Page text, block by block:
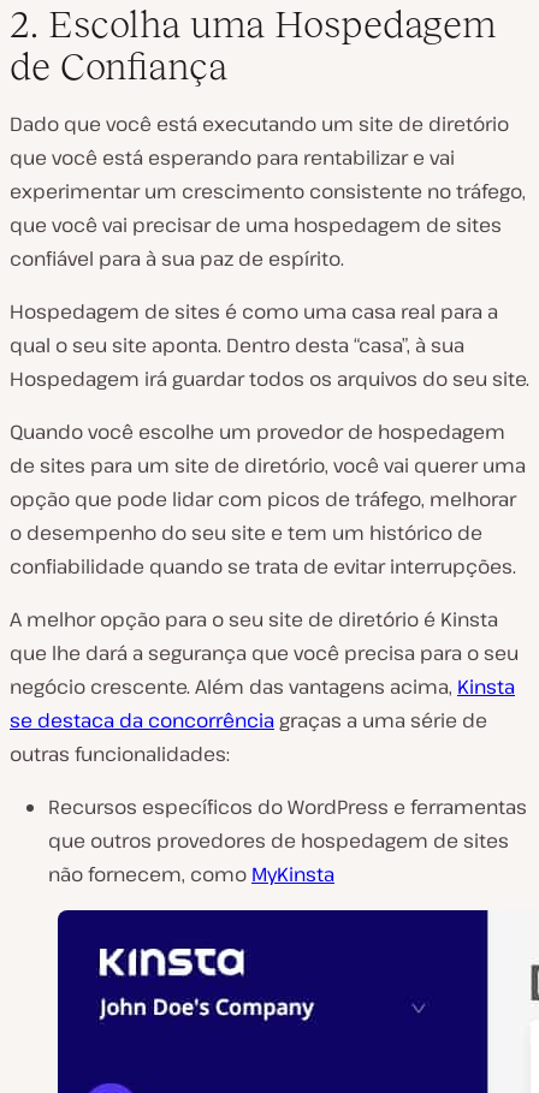
2. Escolha uma Hospedagem
de Confiança
Dado que você está executando um site de diretório
que você está esperando para rentabilizar e vai
experimentar um crescimento consistente no tráfego,
que você vai precisar de uma hospedagem de sites
confiável para à sua paz de espírito.
Hospedagem de sites é como uma casa real para a
qual o seu site aponta. Dentro desta “casa”, à sua
Hospedagem irá guardar todos os arquivos do seu site.
Quando você escolhe um provedor de hospedagem
de sites para um site de diretório, você vai querer uma
opção que pode lidar com picos de tráfego, melhorar
o desempenho do seu site e tem um histórico de
confiabilidade quando se trata de evitar interrupções.
A melhor opção para o seu site de diretório é Kinsta
que lhe dará a segurança que você precisa para o seu
negócio crescente. Além das vantagens acima, Kinsta
se destaca da concorrência graças a uma série de
outras funcionalidades:
Recursos específicos do WordPress e ferramentas
que outros provedores de hospedagem de sites
não fornecem, como MyKinsta